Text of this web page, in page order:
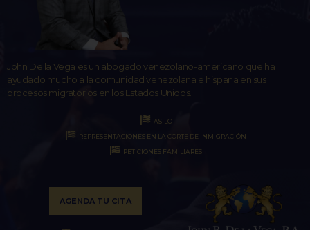
John De la Vega es un abogado venezolano-americano que ha
ayudado mucho a la comunidad venezolana e hispana en sus
procesos migratorios en los Estados Unidos.
ASILO
REPRESENTACIONES EN LA CORTE DE INMIGRACIÓN
PETICIONES FAMILIARES
AGENDA TU CITA